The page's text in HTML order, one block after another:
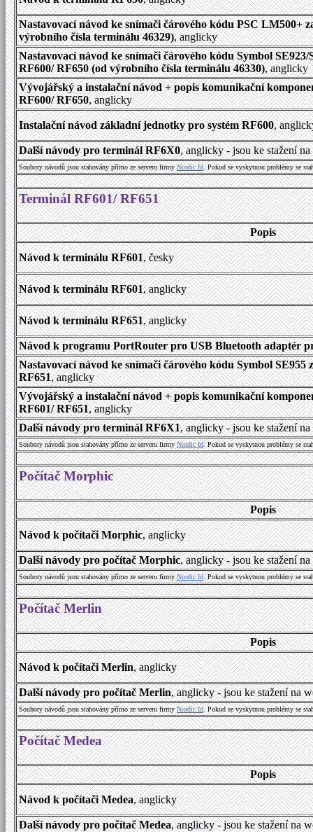
Nastavovací návod ke snímači čárového kódu PSC LM500+
výrobního čísla terminálu 46329), anglicky
Nastavovací návod ke snímači čárového kódu Symbol
RF600/ RF650 (od výrobního čísla terminálu 46330), anglicky
Vývojářský a instalační návod + popis komunikační
RF600/ RF650, anglicky
Instalační návod základní jednotky pro systém RF600,
Další návody pro terminál RF6X0, anglicky - jsou ke stažení
Soubory návodů jsou stahovány přímo ze serveru firmyNordic Id. Pokud se vyskytnou problémy se
Terminál RF601/ RF651
Popis
Návod k terminálu RF601, česky
Návod k terminálu RF601, anglicky
Návod k terminálu RF651, anglicky
Návod k programu PortRouter pro USB Bluetooth adaptér
Nastavovací návod ke snímači čárového kódu Symbol
RF651, anglicky
Vývojářský a instalační návod + popis komunikační
RF601/ RF651, anglicky
Další návody pro terminál RF6X1, anglicky - jsou ke stažení
Soubory návodů jsou stahovány přímo ze serveru firmyNordic Id. Pokud se vyskytnou problémy se
Počítač Morphic
Popis
Návod k počítači Morphic, anglicky
Další návody pro počítač Morphic, anglicky - jsou ke stažení
Soubory návodů jsou stahovány přímo ze serveru firmyNordic Id. Pokud se vyskytnou problémy se
Počítač Merlin
Popis
Návod k počítači Merlin, anglicky
Další návody pro počítač Merlin, anglicky - jsou ke stažení na
Soubory návodů jsou stahovány přímo ze serveru firmyNordic Id. Pokud se vyskytnou problémy se
Počítač Medea
Popis
Návod k počítači Medea, anglicky
Další návody pro počítač Medea, anglicky - jsou ke stažení na